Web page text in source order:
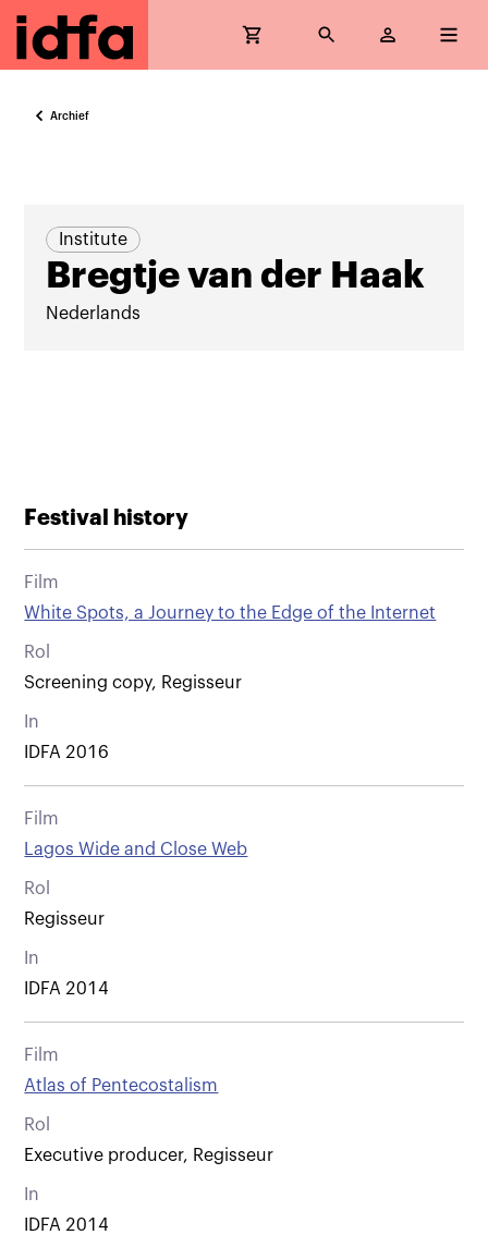
Archief
Institute
Bregtje van der Haak
Nederlands
Festival history
Film
White Spots, a Journey to the Edge of the Internet
Rol
Screening copy, Regisseur
In
IDFA 2016
Film
Lagos Wide and Close Web
Rol
Regisseur
In
IDFA 2014
Film
Atlas of Pentecostalism
Rol
Executive producer, Regisseur
In
IDFA 2014